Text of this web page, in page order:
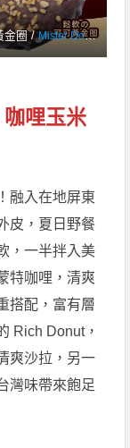
金圈 /Mister Donut
哩玉米
融入在地屏東
皮，夏日野餐
，一半拌入美
特咖哩，清爽
搭配，富有層
Rich Donut，
爽沙拉，另一
灣味帶來飽足